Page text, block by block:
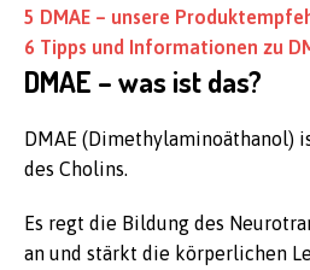
5 DMAE – unsere
6 Tipps und Informationen zu
DMAE – was ist das?
DMAE (Dimethylaminoäthanol)
des Cholins.
Es regt die Bildung des
an und stärkt die körperlichen